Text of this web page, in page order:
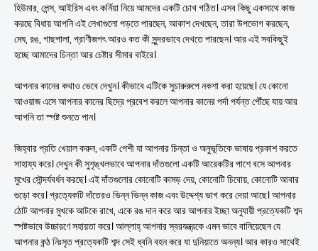
হিউমার, লেন্স, আইরিস এবং কর্নিয়া নিয়ে আমদের একটি চোখ গঠিত। এসব কিছু একসাথে কাজ
করছে বিধায় আপনি এই লেখাগুলো পড়তে পারছেন, আকাশ দেখছেন, তারা উপভোগ করছেন,
মেঘ, রঙ, গাছপালা, প্রাণীজগৎ আরও কত কী সুন্দরভাবে দেখতে পারছেন। আর এই সবকিছুই
হচ্ছে আমাদের চিন্তা আর চেষ্টার সীমার বাইরে।
আপনার কানের কথাও ভেবে দেখুন। কীভাবে এটিকে সুচারুরুপে নকশা করা হয়েছে। যে কোনো
আওয়াজ এসে আপনার কানের ছিদ্রে প্রবেশ করলে আপনার কানের পর্দা পর্যন্ত পৌঁছে যায় আর
আপনি তা স্পষ্ট শুনতে পান।
জিহ্বার প্রতি খেয়াল করুন, একটি পেশী যা আপনার চিন্তা ও অনুভূতিকে ভাষায় প্রকাশ করতে
সাহায্য করে। দেখুন কী সুশৃঙ্খলভাবে আপনার দাঁতগুলো একটি আরেকটির পাশে বসে আপনার
মুখের সৌন্দর্যবর্ধন করছে। এই দাঁতগুলোর কোনোটি কামড় দেয়, কোনোটি চিবোয়, কোনোটি আবার
গুড়ো করে। প্রত্যেকটি দাঁতেরও ভিন্ন ভিন্ন কাজ এবং উদ্দেশ্য ভাগ করে দেয়া আছে। আপনার
ঠোট আপনার মুখকে আটকে রাখে, একে রঙ দান করে আর আপনার ইচ্ছা অনুযায়ী প্রত্যেকটি শব্দ
স্পষ্টভাবে উচ্চারণে সহায়তা করে। আল্লাহ্‌ আপনার স্বরযন্ত্রকে এমন ভাবে বানিয়েছেন যে
আপনার কন্ঠ নিঃসৃত প্রত্যেকটি শব্দ সেই ধ্বনি বহন করে যা দুনিয়াতে অনন্য। আর কারও সাথেই